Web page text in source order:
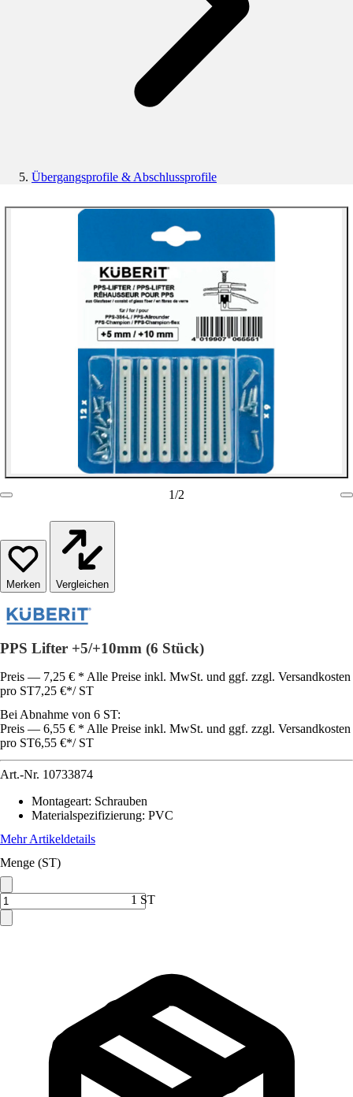
Übergangsprofile & Abschlussprofile
1/2
Vergleichen
PPS Lifter +5/+10mm (6 Stück)
Preis — 7,25 € * Alle Preise inkl. MwSt. und ggf. zzgl. Versandkosten
pro ST7,25 €*/ ST
Bei Abnahme von 6 ST:
Preis — 6,55 € * Alle Preise inkl. MwSt. und ggf. zzgl. Versandkosten
pro ST6,55 €*/ ST
Art.-Nr. 10733874
Montageart: Schrauben
Materialspezifizierung: PVC
Mehr Artikeldetails
Menge (ST)
1 ST